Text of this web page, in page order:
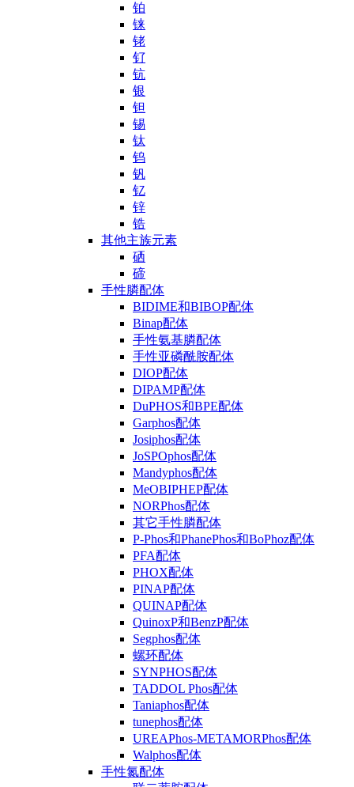
铂
铼
铑
钌
钪
银
钽
锡
钛
钨
钒
钇
锌
锆
其他主族元素
硒
碲
手性膦配体
BIDIME和BIBOP配体
Binap配体
手性氨基膦配体
手性亚磷酰胺配体
DIOP配体
DIPAMP配体
DuPHOS和BPE配体
Garphos配体
Josiphos配体
JoSPOphos配体
Mandyphos配体
MeOBIPHEP配体
NORPhos配体
其它手性膦配体
P-Phos和PhanePhos和BoPhoz配体
PFA配体
PHOX配体
PINAP配体
QUINAP配体
QuinoxP和BenzP配体
Segphos配体
螺环配体
SYNPHOS配体
TADDOL Phos配体
Taniaphos配体
tunephos配体
UREAPhos-METAMORPhos配体
Walphos配体
手性氮配体